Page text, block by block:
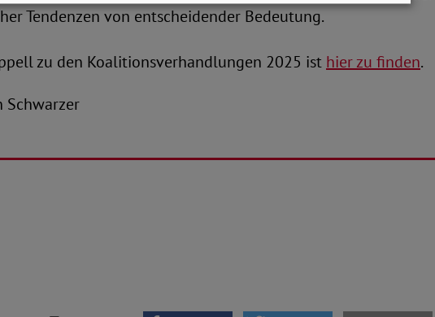
Tendenzen von entscheidender Bedeutung.
zu den Koalitionsverhandlungen 2025 ist hier zu finden.
Schwarzer